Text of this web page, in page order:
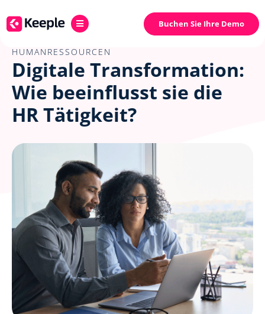
Buchen Sie Ihre Demo
HUMANRESSOURCEN
Digitale Transformation:
Wie beeinflusst sie die
HR Tätigkeit?